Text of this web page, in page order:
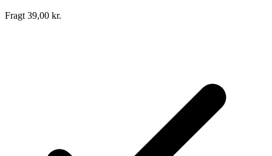
Fragt 39,00 kr.